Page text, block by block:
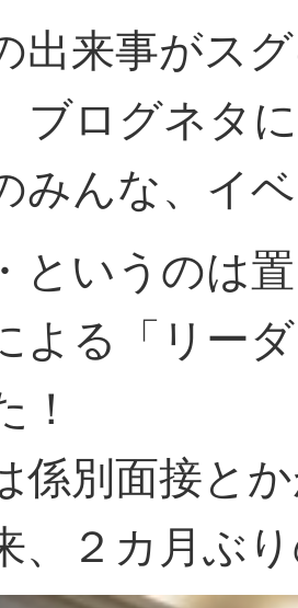
出来事がス
ブログネタ
みんな、イ
というのは
よる「リー
！
係別面接と
、２カ月ぶ